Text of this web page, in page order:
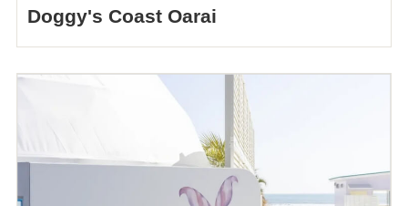
Doggy's Coast Oarai